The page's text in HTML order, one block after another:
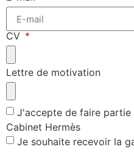
CV
Lettre de motivation
J'accepte de faire partie
Cabinet Hermès
Je souhaite recevoir la